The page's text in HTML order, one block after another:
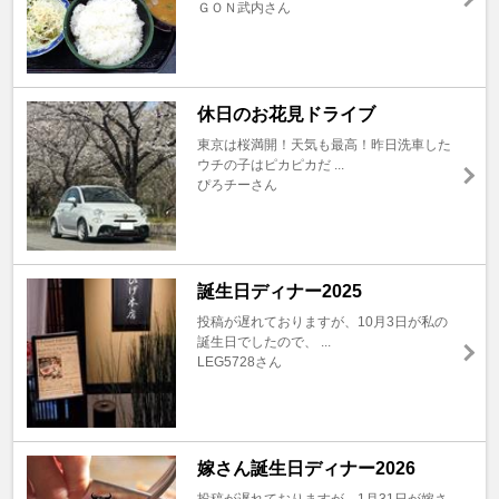
ＧＯＮ武内さん
休日のお花見ドライブ
東京は桜満開！天気も最高！昨日洗車した
ウチの子はピカピカだ ...
ぴろチーさん
誕生日ディナー2025
投稿が遅れておりますが、10月3日が私の
誕生日でしたので、 ...
LEG5728さん
嫁さん誕生日ディナー2026